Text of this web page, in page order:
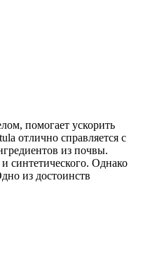
помогает ускорить
отлично справляется с
из почвы.
синтетического. Однако
из достоинств